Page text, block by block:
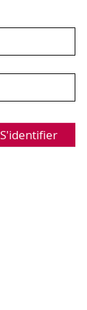
S'identifier